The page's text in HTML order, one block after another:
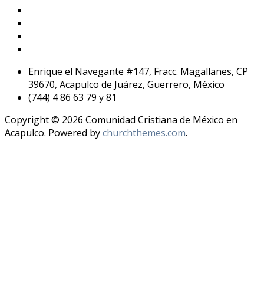
Enrique el Navegante #147, Fracc. Magallanes, CP
39670, Acapulco de Juárez, Guerrero, México
(744) 4 86 63 79 y 81
Copyright © 2026 Comunidad Cristiana de México en
Acapulco. Powered bychurchthemes.com.